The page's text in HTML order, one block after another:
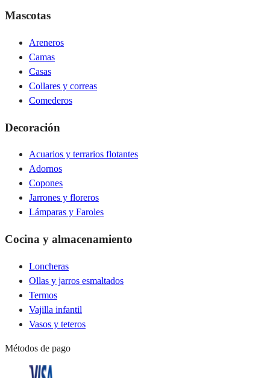
Mascotas
Areneros
Camas
Casas
Collares y correas
Comederos
Decoración
Acuarios y terrarios flotantes
Adornos
Copones
Jarrones y floreros
Lámparas y Faroles
Cocina y almacenamiento
Loncheras
Ollas y jarros esmaltados
Termos
Vajilla infantil
Vasos y teteros
Métodos de pago